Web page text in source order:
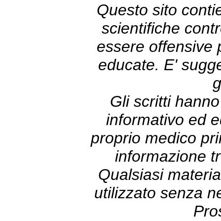
Questo sito
scientifiche
essere offensive
educate. E'
Gli scritti
informativo ed
proprio medico
informazione
Qualsiasi
utilizzato senza